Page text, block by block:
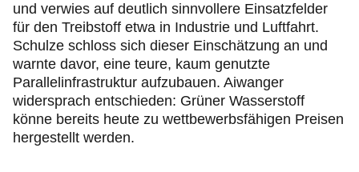
und verwies auf deutlich sinnvollere Einsatzfelder
für den Treibstoff etwa in Industrie und Luftfahrt.
Schulze schloss sich dieser Einschätzung an und
warnte davor, eine teure, kaum genutzte
Parallelinfrastruktur aufzubauen. Aiwanger
widersprach entschieden: Grüner Wasserstoff
könne bereits heute zu wettbewerbsfähigen Preisen
hergestellt werden.